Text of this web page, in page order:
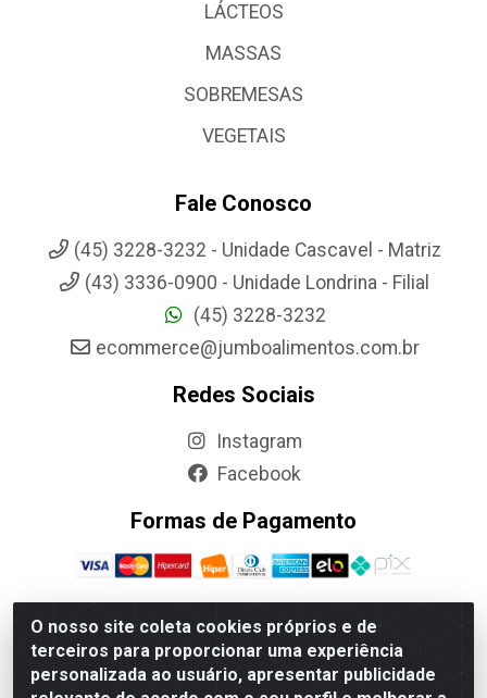
O nosso site coleta cookies próprios e de
terceiros para proporcionar uma experiência
personalizada ao usuário, apresentar publicidade
LÁCTEOS
MASSAS
SOBREMESAS
VEGETAIS
Fale Conosco
(45) 3228-3232 - Unidade Cascavel - Matriz
(43) 3336-0900 - Unidade Londrina - Filial
(45) 3228-3232
ecommerce@jumboalimentos.com.br
Redes Sociais
Instagram
Facebook
Formas de Pagamento
Jumbo Alimentos Cascavel - Matriz - Rua Itatiba Do Sul, 161 -
Santos Dumont, Cascavel-PR - CEP 85804-700- CNPJ